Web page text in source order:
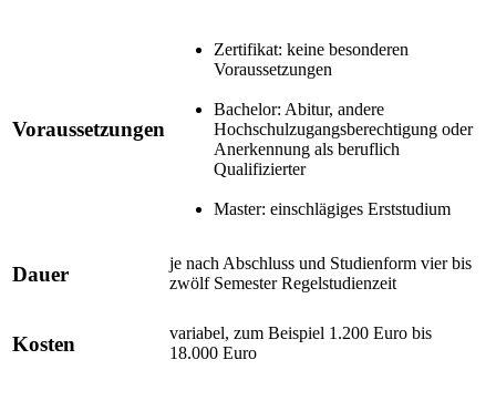
Voraussetzungen
Zertifikat: keine besonderen
Voraussetzungen
Bachelor: Abitur, andere
Hochschulzugangsberechtigung oder
Anerkennung als beruflich
Qualifizierter
Master: einschlägiges Erststudium
Dauer
je nach Abschluss und Studienform vier bis
zwölf Semester Regelstudienzeit
Kosten
variabel, zum Beispiel 1.200 Euro bis
18.000 Euro